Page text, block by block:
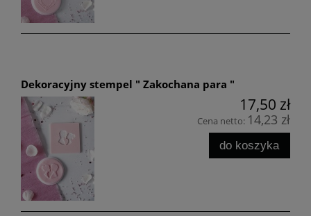
Dekoracyjny stempel " Zakochana para "
17,50 zł
Cena netto: 14,23 zł
do koszyka